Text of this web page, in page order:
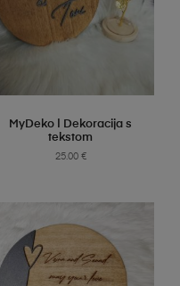
SELECT OPTIONS
MyDeko | Dekoracija s
tekstom
25.00 €